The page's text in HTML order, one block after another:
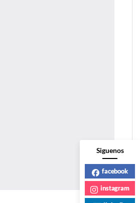
Siguenos
facebook
instagram